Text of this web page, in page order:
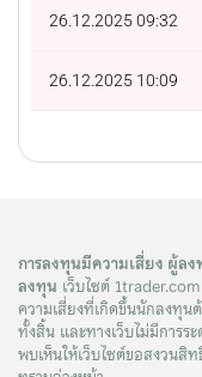
26.12.2025 09:32
26.12.2025 10:09
การลงทุนมีความเสี่ยง ผู้ล
ลงทุน เว็บไซต์
ความเสี่ยงที่เกิดขึ้นนักลงทุน
ทั้งสิ้น และทางเว็บไม่มีการร
พบเห็นให้เว็บไซต์ขอสงวนสิ